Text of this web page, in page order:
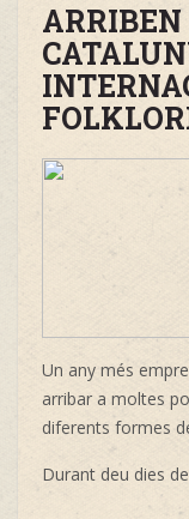
Un any més
arribar a moltes
diferents formes
Durant deu dies